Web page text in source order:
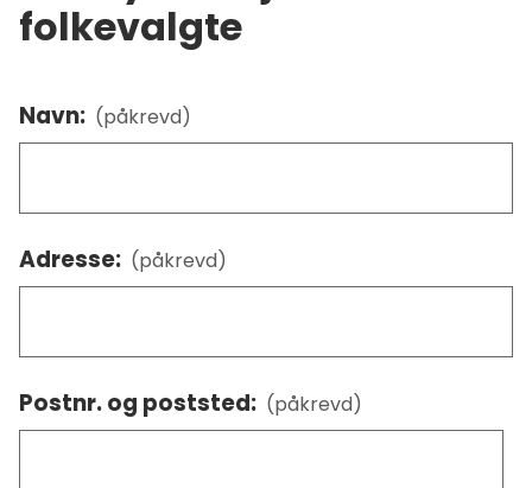
folkevalgte
Navn: (påkrevd)
Adresse: (påkrevd)
Postnr. og poststed: (påkrevd)